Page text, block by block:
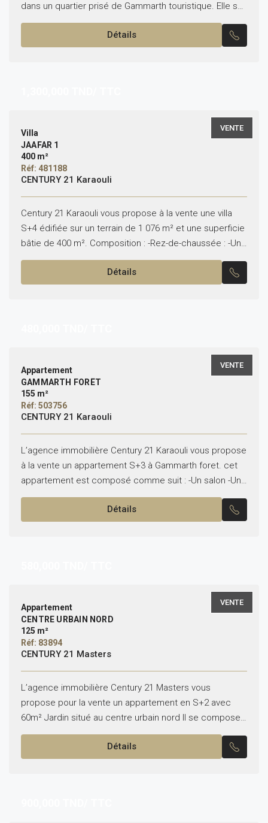
dans un quartier prisé de Gammarth touristique. Elle se
compose...
Détails
VENTE
Villa
JAAFAR 1
400 m²
Réf: 481188
CENTURY 21 Karaouli
Century 21 Karaouli vous propose à la vente une villa
S+4 édifiée sur un terrain de 1 076 m² et une superficie
bâtie de 400 m². Composition : -Rez-de-chaussée : -Un
salon...
Détails
VENTE
Appartement
GAMMARTH FORÊT
155 m²
Réf: 503756
CENTURY 21 Karaouli
L’agence immobilière Century 21 Karaouli vous propose
à la vente un appartement S+3 à Gammarth foret. cet
appartement est composé comme suit : -Un salon -Une
cuisine équipée avec séchoir -Une Suite...
Détails
VENTE
Appartement
CENTRE URBAIN NORD
125 m²
Réf: 83894
CENTURY 21 Masters
L’agence immobilière Century 21 Masters vous
propose pour la vente un appartement en S+2 avec
60m² Jardin situé au centre urbain nord Il se compose
de : – Un salon – Une...
Détails